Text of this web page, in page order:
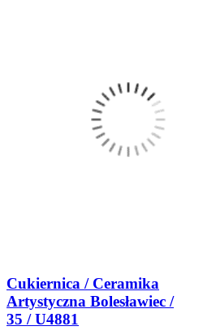
Cukiernica / Ceramika
Artystyczna Bolesławiec /
35 / U4881